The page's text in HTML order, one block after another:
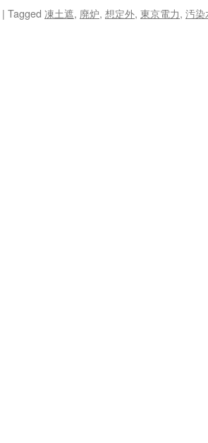
| Tagged 凍土遮, 廃炉, 想定外, 東京電力, 汚染